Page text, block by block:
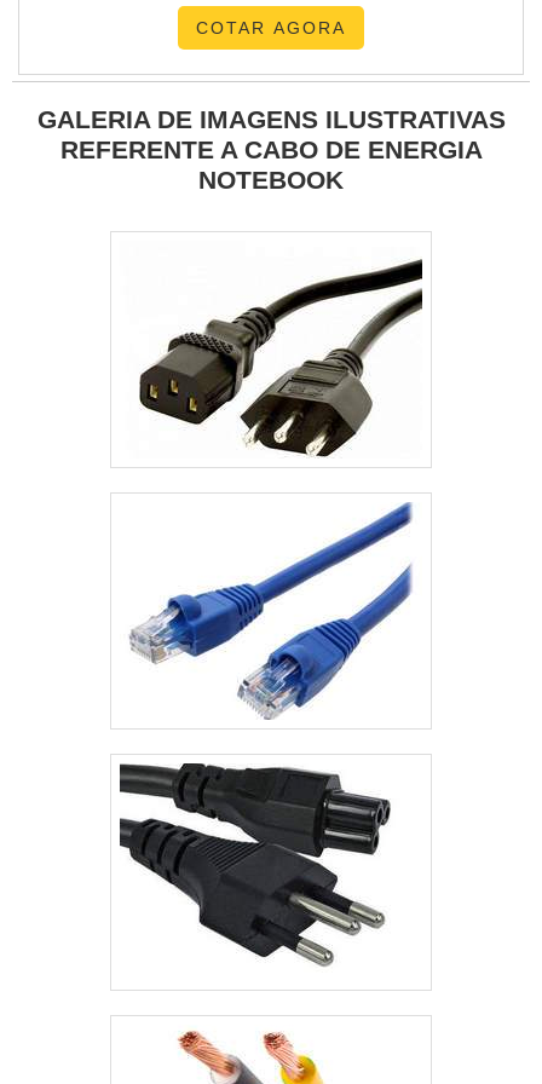
razão pela qual a TBR Transformadores é uma empresa
responsável no segmento de fabricação de transformadores.
Eles buscam tudo o que há de mais atual para garantir a
COMPROVADASomente na TBR Transformadores tem o
que há de melhor no mercado de fabricação de
transformadores. Líder em qualidade, a empresa oferece
precisão.Para uma maior satisfação dos clientes, eles
buscam investir nos melhores profissionais do mercado, e
em instalações modernas, garantindo assim, a sua confiança
e boa cotação no mercado.A TBR Transformadores tem feito
a diferença no mercado pela idoneidade em tudo que faz
onde fecha todo o ciclo de entrega com excelência para
seus parceiros.
COTAR AGORA
GALERIA DE IMAGENS ILUSTRATIVAS
REFERENTE A CABO DE ENERGIA
NOTEBOOK